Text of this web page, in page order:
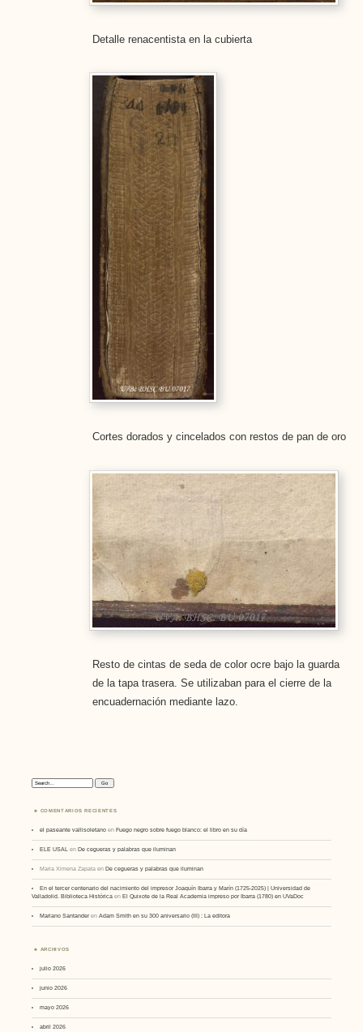
Detalle renacentista en la cubierta
Cortes dorados y cincelados con restos de pan de oro
Resto de cintas de seda de color ocre bajo la guarda
de la tapa trasera. Se utilizaban para el cierre de la
encuadernación mediante lazo.
Search:
COMENTARIOS RECIENTES
el paseante vallisoletano enFuego negro sobre fuego blanco: el libro en su día
ELE USAL enDe cegueras y palabras que iluminan
Maria Ximena Zapata enDe cegueras y palabras que iluminan
En el tercer centenario del nacimiento del impresor Joaquín Ibarra y Marín (1725-2025) | Universidad de
Valladolid. Biblioteca Histórica enEl Quixote de la Real Academia impreso por Ibarra (1780) en UVaDoc
Mariano SantanderenAdam Smith en su 300 aniversario (III) : La editora
ARCHIVOS
julio 2026
junio 2026
mayo 2026
abril 2026